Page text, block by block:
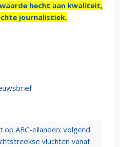
hecht aan kwaliteit,
journalistiek.
op ABC-eilanden: volgend
vluchten vanaf